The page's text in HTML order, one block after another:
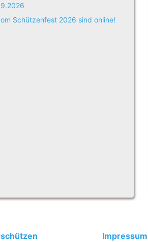
Schützenfest 2026 sind online!
Impressum